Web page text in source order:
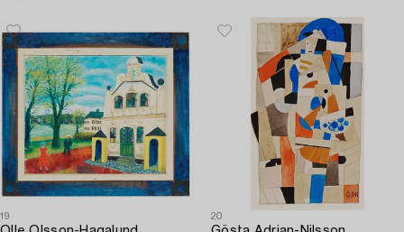
19 20